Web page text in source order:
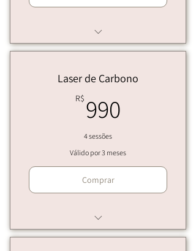
RECOVERY Brows | Livia
©RECOVERY Brows | Livia
Laser de Carbono
R$ 990
4 sessões
Válido por 3 meses
Comprar
Peeling de Carbono